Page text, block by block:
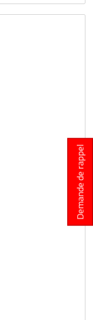
Demande de rappel